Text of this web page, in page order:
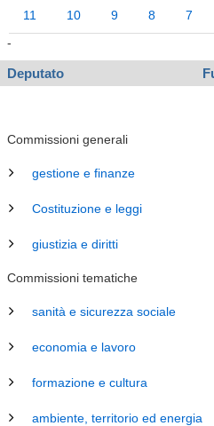
11 10 9 8 7
-
Deputato
Commissioni generali
gestione e finanze
Costituzione e leggi
giustizia e diritti
Commissioni tematiche
sanità e sicurezza sociale
economia e lavoro
formazione e cultura
ambiente, territorio ed energia